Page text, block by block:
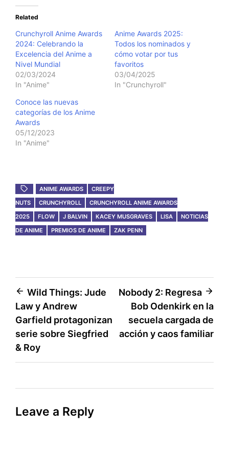
Related
Crunchyroll Anime Awards
2024: Celebrando la
Excelencia del Anime a
Nivel Mundial
02/03/2024
In "Anime"
Anime Awards 2025:
Todos los nominados y
cómo votar por tus
favoritos
03/04/2025
In "Crunchyroll"
Conoce las nuevas
categorías de los Anime
Awards
05/12/2023
In "Anime"
ANIME AWARDS
CREEPY
NUTS
CRUNCHYROLL
CRUNCHYROLL ANIME AWARDS
2025
FLOW J BALVIN KACEY MUSGRAVES LISA
NOTICIAS
DE ANIME
PREMIOS DE ANIME ZAK PENN
Post
navigation
Wild Things: Jude
Law y Andrew
Garfield protagonizan
serie sobre Siegfried
& Roy
Nobody 2: Regresa
Bob Odenkirk en la
secuela cargada de
acción y caos familiar
Leave a Reply